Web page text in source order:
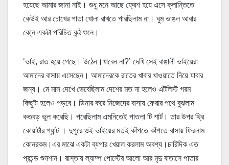
হয়েছে আমার জানা নাই। শুধু মনে আছে ফ্রেশ হয়ে এসে ক্লান্তিতে
কেউই আর চোখের পাতা খোলা রাখতে পারছিলাম না। ঘুম ভাঙল আবার
কো্ন একটা পরিচিত কন্ঠ শুনে।
‘ভাই, রাত হয়ে গেছে। উঠেন।খাবেন না?’ দেখি সেই বাঙালী ভাইয়েরা
আমাদের বাসায় এসেছেন। আমাদেরকে রাতের খাবার খাওয়াতে নিয়ে যাবার
জন্য। মে মাস দেখে ভেবেছিলাম দেশের মত না হলেও এটলিস্ট গরম
কিছুটা হলেও পড়বে। ডিনার করে নিজেদের বাসায় ফেরার পথে বুঝলাম
কতবড় ভুল করেছি। পরেছিলাম এমনিতেই পাতলা টি শার্ট। তার উপর থ্রি
কোয়ার্টার প্যান্ট । দুপুরে ওই ভাইয়ের মতই কাঁপতে কাঁপতে বাসায় ফিরলাম
কোনরকম।এর মাঝে একটা ব্যপার খেয়াল করলাম অবশ্য।চারিদিক এত
প্রচন্ড শুনশান। রাস্তায় ল্যাম্প পোস্টের আলো আর মৃদু বাতাসে পাতার